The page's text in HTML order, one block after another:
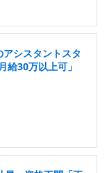
シスタントスタ
給30万以上可」